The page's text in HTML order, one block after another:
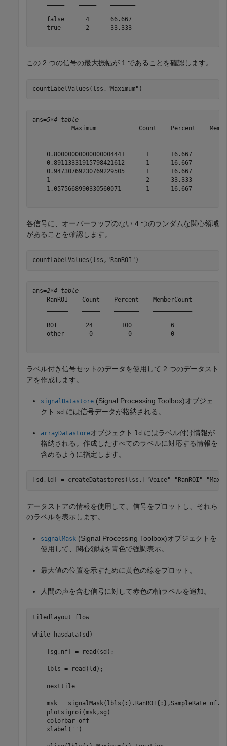
    false      4      66.667
    true       2      33.333
この 2 つの信号の最大振幅が 1 であることを確認します。
countLabelValues(lss, "Maximum" )
ans=5×4 table
Maximum            Count    Percent
0.80000000000000004441      1      16.667
0.89113331915798421612      1      16.667
0.94730769230769229505      1      16.667
1                           2      33.333
1.0575668990330560071       1      16.667
各信号に、オーバーラップのない 4 つのランダムな関心領域
があることを確認します。
countLabelValues(lss, "RanROI" )
ans=2×4 table
    RanROI    Count    Percent    MemberCount
    ROI        24        100           6
    other       0          0           0
ラベル付き信号セットのデータを使用して 2 つのデータスト
アを作成します。
signalDatastore (Signal Processing Toolbox)オブジェ
クト sd には信号データが格納される。
arrayDatastoreオブジェクト ld にはラベル付け情報が
格納される。作成したすべてのラベルに対応する情報を
含めるように指定します。
[sd,ld] = createDatastores(lss,[ "Voice" "RanROI"
データストアの情報を使用して、信号をプロットし、それら
のラベルを表示します。
signalMask (Signal Processing Toolbox)オブジェクトを
使用して、関心領域を青色で強調表示。
最大値の位置を示すために黄色の線をプロット。
人間の声を含む信号に対して赤色の軸ラベルを追加。
tiledlayout flow
while hasdata(sd)
    [sg,nf] = read(sd);
    lbls = read(ld);
    nexttile
msk =
    plotsigroi(msk,sg)
    colorbar
off
    xlabel(
'' )